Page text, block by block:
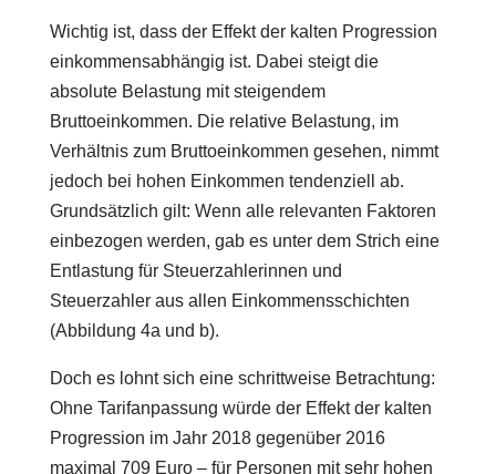
Wichtig ist, dass der Effekt der kalten Progression
einkommensabhängig ist. Dabei steigt die
absolute Belastung mit steigendem
Bruttoeinkommen. Die relative Belastung, im
Verhältnis zum Bruttoeinkommen gesehen, nimmt
jedoch bei hohen Einkommen tendenziell ab.
Grundsätzlich gilt: Wenn alle relevanten Faktoren
einbezogen werden, gab es unter dem Strich eine
Entlastung für Steuerzahlerinnen und
Steuerzahler aus allen Einkommensschichten
(Abbildung 4a und b).
Doch es lohnt sich eine schrittweise Betrachtung:
Ohne Tarifanpassung würde der Effekt der kalten
Progression im Jahr 2018 gegenüber 2016
maximal 709 Euro – für Personen mit sehr hohen